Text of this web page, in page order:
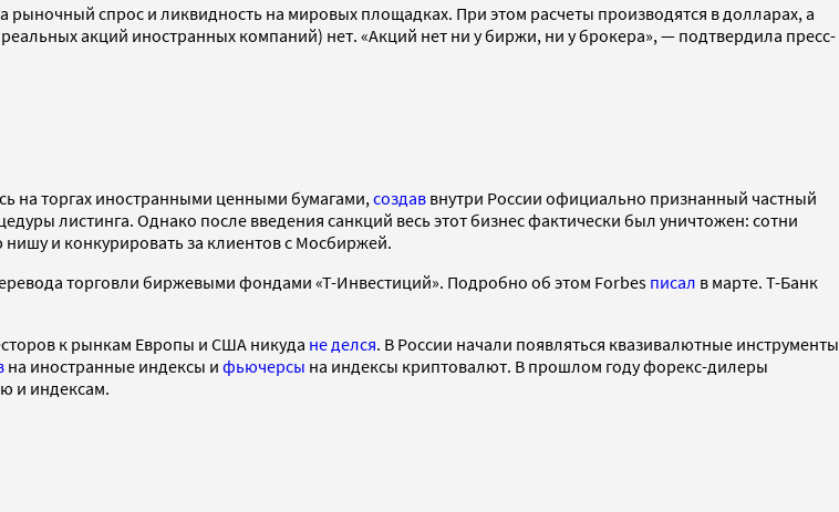
спрос и ликвидность на мировых площадках. При этом расчеты производятся в долларах, а
акций иностранных компаний) нет. «Акций нет ни у биржи, ни у брокера», — подтвердила пресс-
на торгах иностранными ценными бумагами, создав внутри России официально признанный частный
листинга. Однако после введения санкций весь этот бизнес фактически был уничтожен: сотни
и конкурировать за клиентов с Мосбиржей.
торговли биржевыми фондами «Т-Инвестиций». Подробно об этом Forbes писал в марте. Т-Банк
к рынкам Европы и США никуда не делся. В России начали появляться квазивалютные инструменты
на иностранные индексы и фьючерсы на индексы криптовалют. В прошлом году форекс-дилеры
и индексам.